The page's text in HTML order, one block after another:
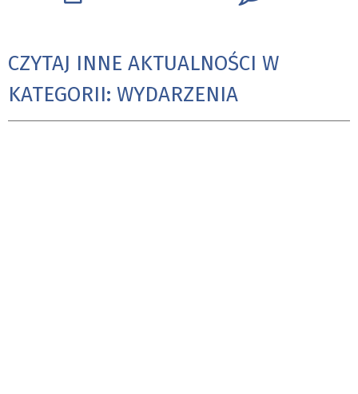
CZYTAJ INNE AKTUALNOŚCI W
KATEGORII: WYDARZENIA